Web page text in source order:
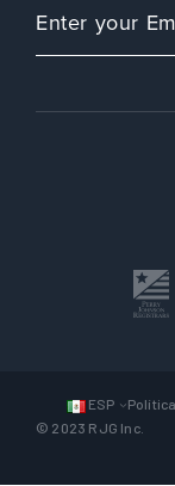
© 2023 RJG Inc.
ESP